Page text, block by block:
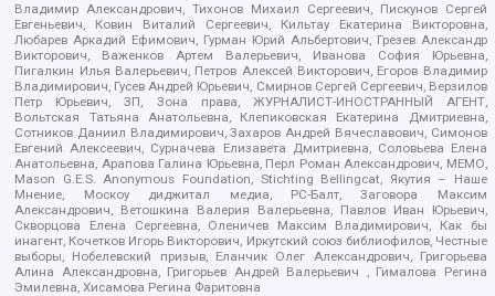
Владимир Александрович, Тихонов Михаил Сергеевич, Пискунов Сергей
Евгеньевич, Ковин Виталий Сергеевич, Кильтау Екатерина Викторовна,
Любарев Аркадий Ефимович, Гурман Юрий Альбертович, Грезев Александр
Викторович, Важенков Артем Валерьевич, Иванова София Юрьевна,
Пигалкин Илья Валерьевич, Петров Алексей Викторович, Егоров Владимир
Владимирович, Гусев Андрей Юрьевич, Смирнов Сергей Сергеевич, Верзилов
Петр Юрьевич, ЗП, Зона права, ЖУРНАЛИСТ-ИНОСТРАННЫЙ АГЕНТ,
Вольтская Татьяна Анатольевна, Клепиковская Екатерина Дмитриевна,
Сотников Даниил Владимирович, Захаров Андрей Вячеславович, Симонов
Евгений Алексеевич, Сурначева Елизавета Дмитриевна, Соловьева Елена
Анатольевна, Арапова Галина Юрьевна, Перл Роман Александрович, МЕМО,
Mason G.E.S. Anonymous Foundation, Stichting Bellingcat, Якутия – Наше
Мнение, Москоу диджитал медиа, РС-Балт, Заговора Максим
Александрович, Ветошкина Валерия Валерьевна, Павлов Иван Юрьевич,
Скворцова Елена Сергеевна, Оленичев Максим Владимирович, Как бы
инагент, Кочетков Игорь Викторович, Иркутский союз библиофилов, Честные
выборы, Нобелевский призыв, Еланчик Олег Александрович, Григорьева
Алина Александровна, Григорьев Андрей Валерьевич , Гималова Регина
Эмилевна, Хисамова Регина Фаритовна